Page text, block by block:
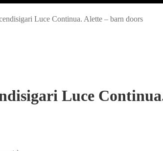
Luce Continua. Alette – barn doors
Luce